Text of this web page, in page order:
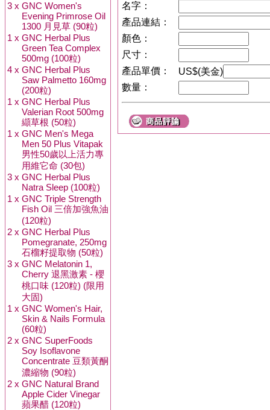
3 x GNC Women's
Evening Primrose Oil
1300 月見草 (90粒)
1 x GNC Herbal Plus
Green Tea Complex
500mg (100粒)
4 x GNC Herbal Plus
Saw Palmetto 160mg
(200粒)
1 x GNC Herbal Plus
Valerian Root 500mg
纈草根 (50粒)
1 x GNC Men's Mega
Men 50 Plus Vitapak
男性50歲以上活力專
用維它命 (30包)
3 x GNC Herbal Plus
Natra Sleep (100粒)
1 x GNC Triple Strength
Fish Oil 三倍加強魚油
(120粒)
2 x GNC Herbal Plus
Pomegranate, 250mg
石榴籽提取物 (50粒)
3 x GNC Melatonin 1,
Cherry 退黑激素 - 櫻
桃口味 (120粒) (限用
大固)
1 x GNC Women's Hair,
Skin & Nails Formula
(60粒)
2 x GNC SuperFoods
Soy Isoflavone
Concentrate 豆類黃酮
濃縮物 (90粒)
2 x GNC Natural Brand
Apple Cider Vinegar
蘋果醋 (120粒)
名字：
產品連結：
顏色：
尺寸：
產品單價：
US$(美金)
數量：